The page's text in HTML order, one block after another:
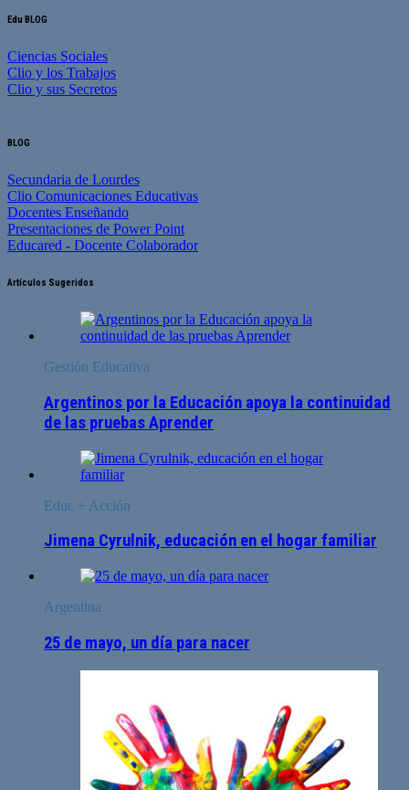
Edu BLOG
Ciencias Sociales
Clio y los Trabajos
Clio y sus Secretos
BLOG
Secundaria de Lourdes
Clio Comunicaciones Educativas
Docentes Enseñando
Presentaciones de Power Point
Educared - Docente Colaborador
Artículos Sugeridos
Gestión Educativa
Argentinos por la Educación apoya la continuidad
de las pruebas Aprender
Educ + Acción
Jimena Cyrulnik, educación en el hogar familiar
Argentina
25 de mayo, un día para nacer